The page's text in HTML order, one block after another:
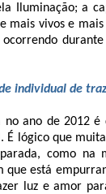
Iluminação; a
vivos e
individual de
ano de 2012
lógico que
como na
está
luz e amor